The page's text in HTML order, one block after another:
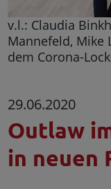
v.l.: Claudia
Mannefeld, Mike
dem Corona-
29.06.2020
Outlaw
in neuen